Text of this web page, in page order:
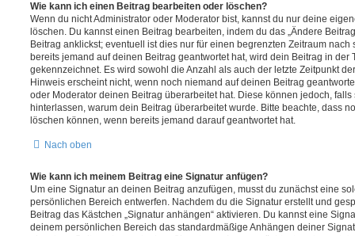
Wie kann ich einen Beitrag bearbeiten oder löschen?
Wenn du nicht Administrator oder Moderator bist, kannst du nur deine
löschen. Du kannst einen Beitrag bearbeiten, indem du das „Ändere
Beitrag anklickst; eventuell ist dies nur für einen begrenzten Zeitraum
bereits jemand auf deinen Beitrag geantwortet hat, wird dein Beitrag in der
gekennzeichnet. Es wird sowohl die Anzahl als auch der letzte Zeitpunkt
Hinweis erscheint nicht, wenn noch niemand auf deinen Beitrag
oder Moderator deinen Beitrag überarbeitet hat. Diese können jedoch,
hinterlassen, warum dein Beitrag überarbeitet wurde. Bitte beachte, dass
löschen können, wenn bereits jemand darauf geantwortet hat.
Nach oben
Wie kann ich meinem Beitrag eine Signatur anfügen?
Um eine Signatur an deinen Beitrag anzufügen, musst du zunächst eine
persönlichen Bereich entwerfen. Nachdem du die Signatur erstellt und
Beitrag das Kästchen „Signatur anhängen“ aktivieren. Du kannst eine
deinem persönlichen Bereich das standardmäßige Anhängen deiner